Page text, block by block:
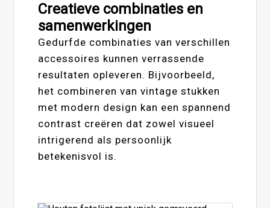
Creatieve combinaties en
samenwerkingen
Gedurfde combinaties van verschillen
accessoires kunnen verrassende
resultaten opleveren. Bijvoorbeeld,
het combineren van vintage stukken
met modern design kan een spannend
contrast creëren dat zowel visueel
intrigerend als persoonlijk
betekenisvol is.